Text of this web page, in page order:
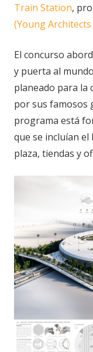
Train Station,
(Young
El concurso
y puerta al
planeado para la
por sus famosos
programa está
que se incluían
plaza, tiendas y